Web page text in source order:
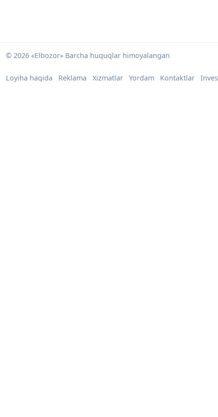
© 2026 «Elbozor» Barcha huquqlar himoyalangan
Loyiha haqida Reklama Xizmatlar Yordam Kontaktlar